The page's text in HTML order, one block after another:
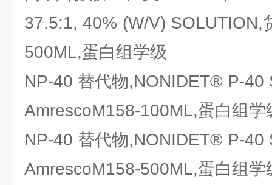
37.5:1, 40% (W/V) SOLUTION,
500ML,蛋白组学级
NP-40 替代物,NONIDET® P-40
AmrescoM158-100ML,蛋白组学
NP-40 替代物,NONIDET® P-40
AmrescoM158-500ML,蛋白组学